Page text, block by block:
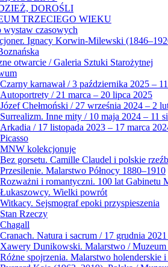
DOROŚLI
TRZECIEGO WIEKU
wystaw czasowych
Ignacy Korwin-Milewski
otwarcie / Galeria Sztuki Starożytnej
Czarny karnawał / 3 października 2025 –
Autoportrety / 21 marca – 20 lipca 2025
Józef Chełmoński / 27 września 2024 – 2
Surrealizm. Inne mity / 10 maja 2024 – 11
Arkadia / 17 listopada 2023 – 17 marca
Picasso
MNW kolekcjonuje
Bez gorsetu. Camille Claudel i polskie
Przesilenie. Malarstwo Północy 1880–1910
Rozważni i romantyczni. 100 lat Gabinetu
Łukaszowcy. Wielki powrót
Witkacy. Sejsmograf epoki przyspieszenia
Stan Rzeczy
Chagall
Cranach. Natura i sacrum / 17 grudnia
Xawery Dunikowski. Malarstwo /
Różne spojrzenia. Malarstwo holenderskie